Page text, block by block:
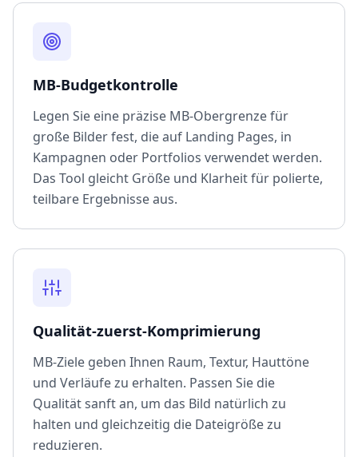
MB-Budgetkontrolle
Legen Sie eine präzise MB-Obergrenze für
große Bilder fest, die auf Landing Pages, in
Kampagnen oder Portfolios verwendet werden.
Das Tool gleicht Größe und Klarheit für polierte,
teilbare Ergebnisse aus.
Qualität-zuerst-Komprimierung
MB-Ziele geben Ihnen Raum, Textur, Hauttöne
und Verläufe zu erhalten. Passen Sie die
Qualität sanft an, um das Bild natürlich zu
halten und gleichzeitig die Dateigröße zu
reduzieren.